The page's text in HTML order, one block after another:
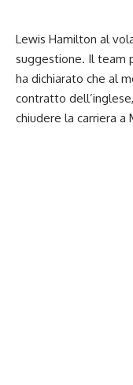
Lewis Hamilton al
suggestione. Il team
ha dichiarato che al
contratto
chiudere la carriera a